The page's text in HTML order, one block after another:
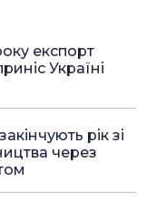
експорт
Україні
рік зі
через